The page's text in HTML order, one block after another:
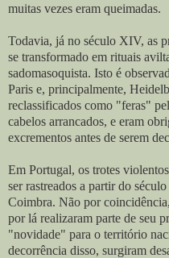
muitas vezes eram queimadas.
Todavia, já no século XIV, as
se transformado em rituais
sadomasoquista. Isto é
Paris e, principalmente,
reclassificados como "feras"
cabelos arrancados, e eram
excrementos antes de serem
Em Portugal, os trotes
ser rastreados a partir do
Coimbra. Não por
por lá realizaram parte de seu
"novidade" para o território
decorrência disso, surgiram